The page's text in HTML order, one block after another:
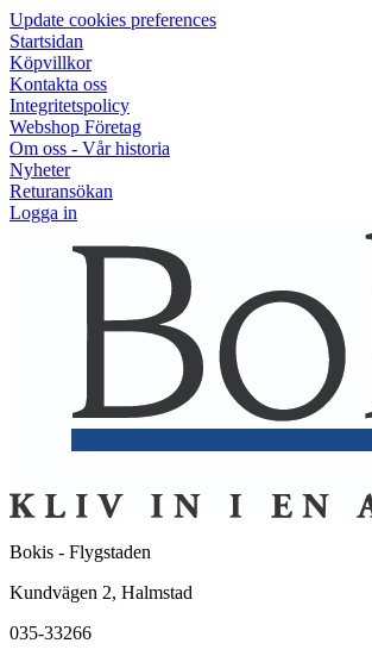
Update cookies preferences
Startsidan
Köpvillkor
Kontakta oss
Integritetspolicy
Webshop Företag
Om oss - Vår historia
Nyheter
Returansökan
Logga in
Bokis - Flygstaden
Kundvägen 2, Halmstad
035-33266